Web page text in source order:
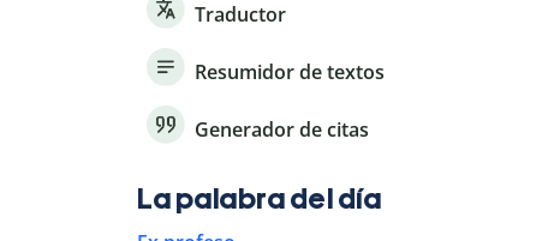
Traductor
Resumidor de textos
Generador de citas
La palabra del día